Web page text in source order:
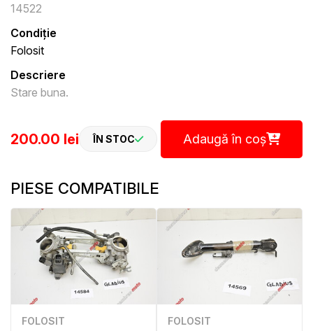
14522
Condiție
Folosit
Descriere
Stare buna.
200.00 lei ÎN STOC Adaugă în coș
PIESE COMPATIBILE
FOLOSIT FOLOSIT